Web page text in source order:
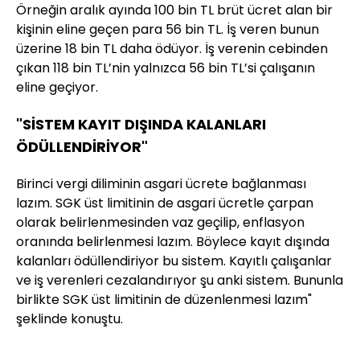
Örneğin aralık ayında 100 bin TL brüt ücret alan bir
kişinin eline geçen para 56 bin TL. İş veren bunun
üzerine 18 bin TL daha ödüyor. İş verenin cebinden
çıkan 118 bin TL’nin yalnızca 56 bin TL’si çalışanın
eline geçiyor.
"SİSTEM KAYIT DIŞINDA KALANLARI
ÖDÜLLENDİRİYOR"
Birinci vergi diliminin asgari ücrete bağlanması
lazım. SGK üst limitinin de asgari ücretle çarpan
olarak belirlenmesinden vaz geçilip, enflasyon
oranında belirlenmesi lazım. Böylece kayıt dışında
kalanları ödüllendiriyor bu sistem. Kayıtlı çalışanlar
ve iş verenleri cezalandırıyor şu anki sistem. Bununla
birlikte SGK üst limitinin de düzenlenmesi lazım"
şeklinde konuştu.